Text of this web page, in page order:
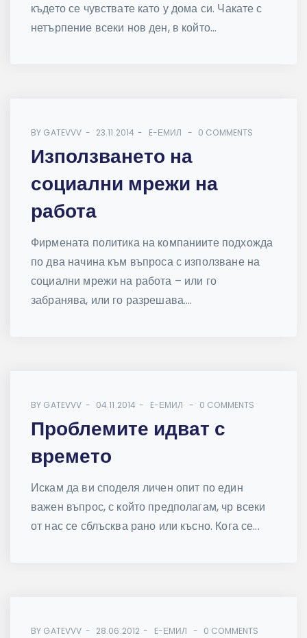
където се чувствате като у дома си. Чакате с
нетърпение всеки нов ден, в който...
BY GATEVVV 23.11.2014 E-ЕМИЛ 0 COMMENTS
Използването на
социални мрежи на
работа
Фирмената политика на компаниите подхожда
по два начина към въпроса с използване на
социални мрежи на работа – или го
забранява, или го разрешава....
BY GATEVVV 04.11.2014 E-ЕМИЛ 0 COMMENTS
Проблемите идват с
времето
Искам да ви споделя личен опит по един
важен въпрос, с който предполагам, чр всеки
от нас се сблъсква рано или късно. Кога се...
BY GATEVVV 28.06.2012 E-ЕМИЛ 0 COMMENTS